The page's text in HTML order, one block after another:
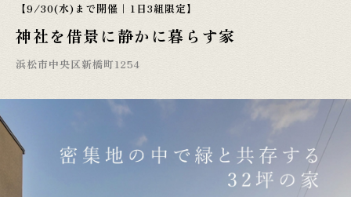
【9/30(水)まで開催｜1日3組限定】
神社を借景に静かに暮らす家
浜松市中央区新橋町1254